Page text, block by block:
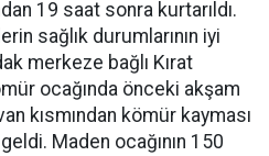
19 saat sonra kurtarıldı.
sağlık durumlarının iyi
merkeze bağlı Kırat
ocağında önceki akşam
kısmından kömür kayması
Maden ocağının 150